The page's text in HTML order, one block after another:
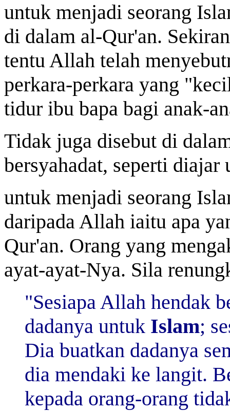
untuk menjadi seorang
di dalam al-Qur'an.
tentu Allah telah
perkara-perkara yang
tidur ibu bapa bagi anak-
Tidak juga disebut di
bersyahadat, seperti diajar
untuk menjadi seorang
daripada Allah iaitu apa
Qur'an. Orang yang
ayat-ayat-Nya. Sila
"Sesiapa Allah hendak
dadanya untuk Islam;
Dia buatkan dadanya
dia mendaki ke langit.
kepada orang-orang